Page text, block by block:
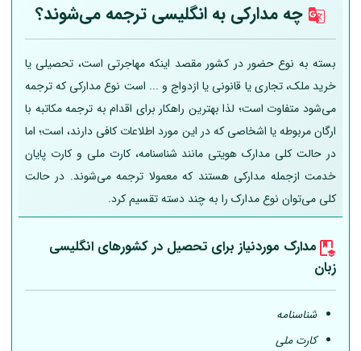
چه مدارکی به انگلیسی ترجمه می‌شوند؟
بسته به نوع حضور در کشور مقصد اینکه مهاجرتی است، تحصیلی یا
خرید ملک، تجاری یا قانونی یا ازدواج و ... است نوع مدارکی که ترجمه
می‌شود متفاوت است؛ لذا بهترین راهکار برای اقدام به ترجمه مکاتبه با
ارگان مربوطه یا اشخاصی که در این مورد اطلاعات کافی دارند، است؛ اما
در حالت کلی مدارک هویتی مانند شناسنامه، کارت ملی و کارت پایان
خدمت ازجمله مدارکی هستند که معمولا ترجمه می‌شوند. در حالت
کلی می‌توان نوع مدارک را به چند دسته تقسیم کرد.
مدارک موردنیاز برای تحصیل در کشورهای انگلیسی
زبان
شناسنامه
کارت ملی